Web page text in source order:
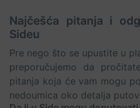
Najčešća pitanja i
Sideu
Pre nego što se upustite u
preporučujemo da
pitanja koja će vam mogu
nedoumica oko detalja